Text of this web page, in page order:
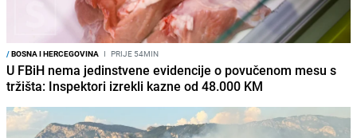
/BOSNA I HERCEGOVINA I PRIJE 54MIN
U FBiH nema jedinstvene evidencije o povučenom mesu s
tržišta: Inspektori izrekli kazne od 48.000 KM